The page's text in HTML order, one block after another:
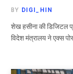
BY DIGI_HIN
शेख हसीना की डिजिटल
विदेश मंत्रालय ने एक्स